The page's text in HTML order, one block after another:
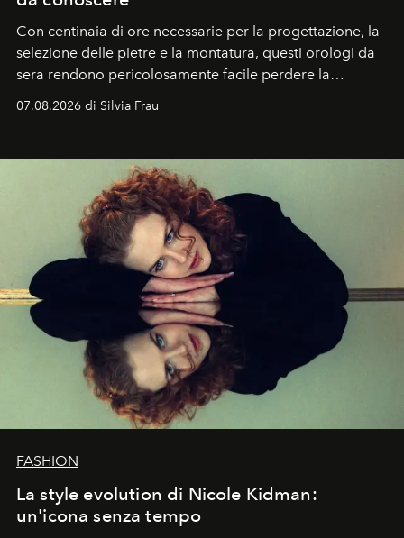
Con centinaia di ore necessarie per la progettazione, la
selezione delle pietre e la montatura, questi orologi da
sera rendono pericolosamente facile perdere la
cognizione del tempo. Ma con quadranti così
07.08.2026 di Silvia Frau
FASHION
La style evolution di Nicole Kidman:
un'icona senza tempo